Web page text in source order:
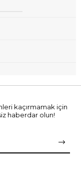
kaçırmamak için
haberdar olun!